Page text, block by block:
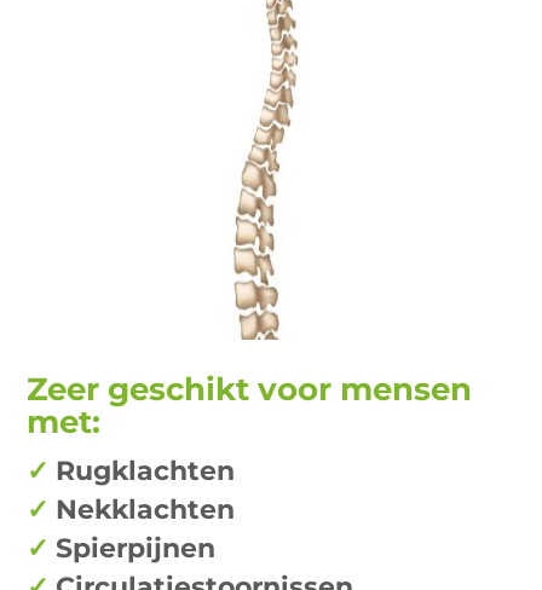
Zeer geschikt voor mensen
met:
✓ Rugklachten
✓ Nekklachten
✓Spierpijnen